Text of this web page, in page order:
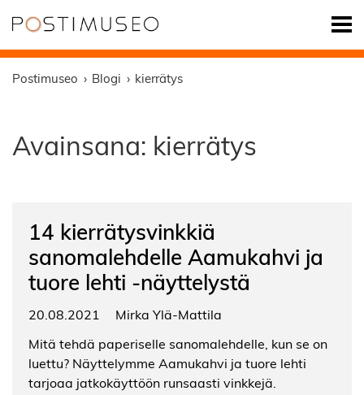
Postimuseo Blogi kierrätys
Avainsana: kierrätys
14 kierrätysvinkkiä
sanomalehdelle Aamukahvi ja
tuore lehti -näyttelystä
20.08.2021
Mirka Ylä-Mattila
Mitä tehdä paperiselle sanomalehdelle, kun se on
luettu? Näyttelymme Aamukahvi ja tuore lehti
tarjoaa jatkokäyttöön runsaasti vinkkejä.